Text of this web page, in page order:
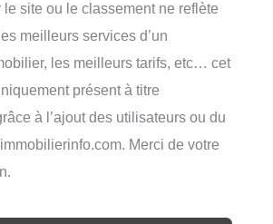
le site ou le classement ne reflète
meilleurs services d’un
les meilleurs tarifs, etc… cet
présent à titre
à l’ajout des utilisateurs ou du
Merci de votre